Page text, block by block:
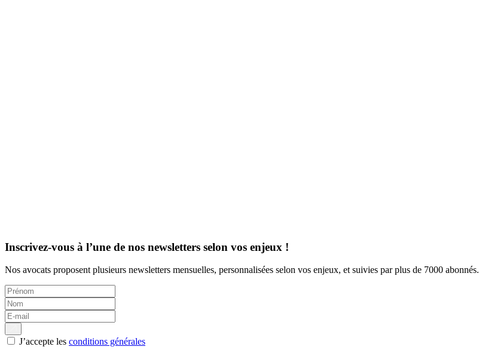
Inscrivez-vous à l’une de nos newsletters selon vos enjeux !
Nos avocats proposent plusieurs newsletters mensuelles, personnalisées selon vos enjeux, et suivies par plus de 7000 abonnés.
J’accepte les conditions générales